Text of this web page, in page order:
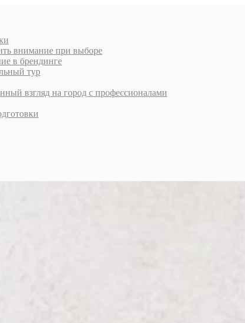
внимание при выборе
в брендинге
тур
взгляд на город с профессионалами